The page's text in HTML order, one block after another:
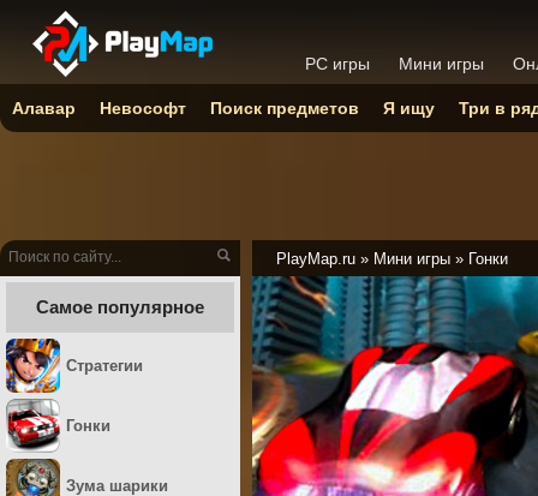
PlayMap.ru » Мини игры » Гонки
Самое популярное
Стратегии
Гонки
Зума шарики
PC игры Мини игры
Алавар Невософт Поиск предметов Я ищу Три в